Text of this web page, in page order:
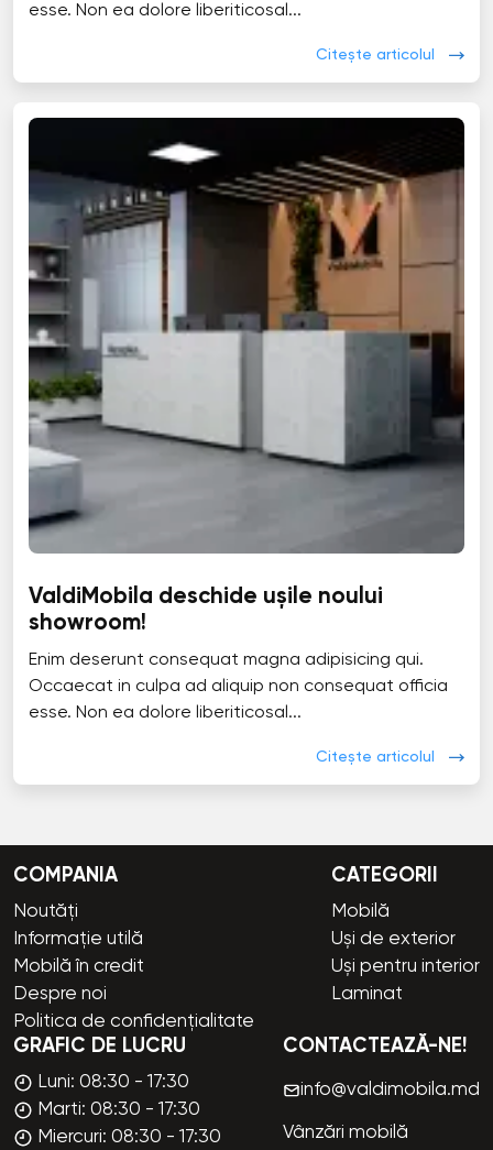
esse. Non ea dolore liberiticosal...
Citește articolul
ValdiMobila deschide ușile noului
showroom!
Enim deserunt consequat magna adipisicing qui.
Occaecat in culpa ad aliquip non consequat officia
esse. Non ea dolore liberiticosal...
Citește articolul
COMPANIA
Noutăți
Informație utilă
Mobilă în credit
Despre noi
Politica de confidențialitate
CATEGORII
Mobilă
Uși de exterior
Uși pentru interior
Laminat
GRAFIC DE LUCRU
Luni: 08:30 - 17:30
Marti: 08:30 - 17:30
Miercuri: 08:30 - 17:30
CONTACTEAZĂ-NE!
info@valdimobila.md
Vânzări mobilă